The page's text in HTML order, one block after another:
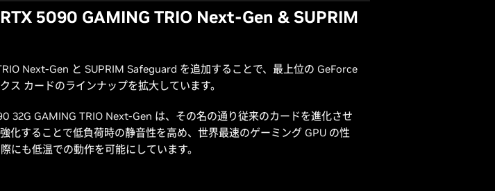
5090 GAMING TRIO Next-Gen & SUPRIM
Next-Gen と SUPRIM Safeguard を追加することで、最上位の GeForce
ス カードのラインナップを拡大しています。
32G GAMING TRIO Next-Gen は、その名の通り従来のカードを進化させ
化することで低負荷時の静音性を高め、世界最速のゲーミング GPU の性
にも低温での動作を可能にしています。